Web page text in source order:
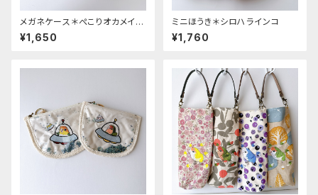
メガネケース＊ぺこりオカメイン
コ
¥1,650
ミニほうき＊シロハラインコ
¥1,760